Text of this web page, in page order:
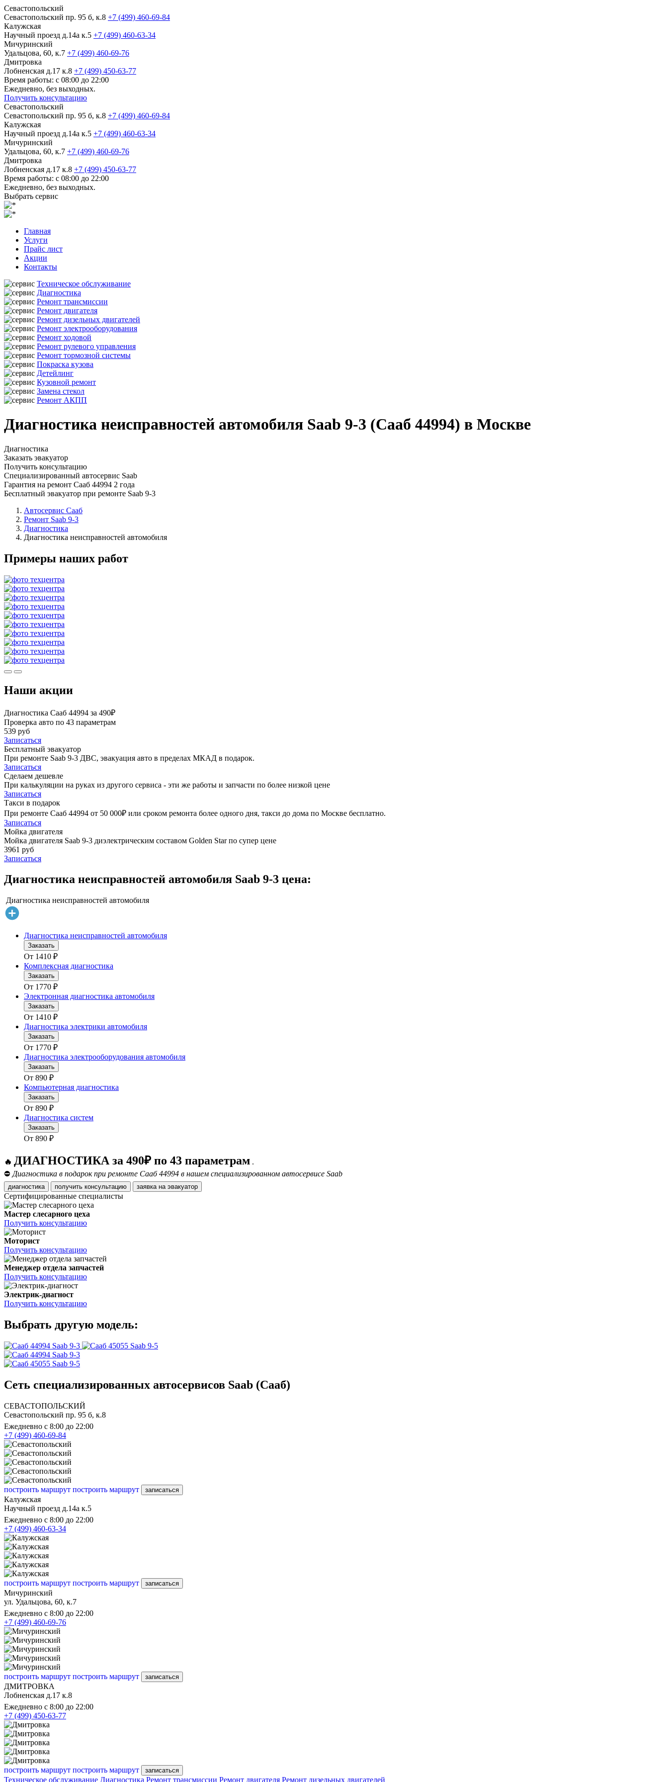
Севастопольский
Севастопольский пр. 95 б, к.8 +7 (499) 460-69-84
Калужская
Научный проезд д.14а к.5 +7 (499) 460-63-34
Мичуринский
Удальцова, 60, к.7 +7 (499) 460-69-76
Дмитровка
Лобненская д.17 к.8 +7 (499) 450-63-77
Время работы: с 08:00 до 22:00
Ежедневно, без выходных.
Получить консультацию
Севастопольский
Севастопольский пр. 95 б, к.8 +7 (499) 460-69-84
Калужская
Научный проезд д.14а к.5 +7 (499) 460-63-34
Мичуринский
Удальцова, 60, к.7 +7 (499) 460-69-76
Дмитровка
Лобненская д.17 к.8 +7 (499) 450-63-77
Время работы: с 08:00 до 22:00
Ежедневно, без выходных.
Выбрать сервис
Главная
Услуги
Прайс лист
Акции
Контакты
Техническое обслуживание
Диагностика
Ремонт трансмиссии
Ремонт двигателя
Ремонт дизельных двигателей
Ремонт электрооборудования
Ремонт ходовой
Ремонт рулевого управления
Ремонт тормозной системы
Покраска кузова
Детейлинг
Кузовной ремонт
Замена стекол
Ремонт АКПП
Диагностика неисправностей автомобиля Saab 9-3 (Сааб 44994) в Москве
Диагностика
Заказать эвакуатор
Получить консультацию
Специализированный автосервис Saab
Гарантия на ремонт Сааб 44994 2 года
Бесплатный эвакуатор при ремонте Saab 9-3
Автосервис Сааб
Ремонт Saab 9-3
Диагностика
Диагностика неисправностей автомобиля
Примеры наших работ
Наши акции
Диагностика Сааб 44994 за 490₽
Проверка авто по 43 параметрам
539 руб
Записаться
Бесплатный эвакуатор
При ремонте Saab 9-3 ДВС, эвакуация авто в пределах МКАД в подарок.
Записаться
Сделаем дешевле
При калькуляции на руках из другого сервиса - эти же работы и запчасти по более низкой цене
Записаться
Такси в подарок
При ремонте Сааб 44994 от 50 000₽ или сроком ремонта более одного дня, такси до дома по Москве бесплатно.
Записаться
Мойка двигателя
Мойка двигателя Saab 9-3 диэлектрическим составом Golden Star по супер цене
3961 руб
Записаться
Диагностика неисправностей автомобиля Saab 9-3 цена:
Диагностика неисправностей автомобиля
Диагностика неисправностей автомобиля
Заказать
От 1410 ₽
Комплексная диагностика
Заказать
От 1770 ₽
Электронная диагностика автомобиля
Заказать
От 1410 ₽
Диагностика электрики автомобиля
Заказать
От 1770 ₽
Диагностика электрооборудования автомобиля
Заказать
От 890 ₽
Компьютерная диагностика
Заказать
От 890 ₽
Диагностика систем
Заказать
От 890 ₽
🔥 ДИАГНОСТИКА за 490₽ по 43 параметрам .
⛔ Диагностика в подарок при ремонте Сааб 44994 в нашем специализированном автосервисе Saab
диагностика получить консультацию заявка на эвакуатор
Сертифицированные специалисты
Мастер слесарного цеха
Получить консультацию
Моторист
Получить консультацию
Менеджер отдела запчастей
Получить консультацию
Электрик-диагност
Получить консультацию
Выбрать другую модель:
Saab 9-3
Saab 9-5
Saab 9-3
Saab 9-5
Сеть специализированных автосервисов Saab (Сааб)
СЕВАСТОПОЛЬСКИЙ
Севастопольский пр. 95 б, к.8
Ежедневно с 8:00 до 22:00
+7 (499) 460-69-84
построить маршрут построить маршрут записаться
Калужская
Научный проезд д.14а к.5
Ежедневно с 8:00 до 22:00
+7 (499) 460-63-34
построить маршрут построить маршрут записаться
Мичуринский
ул. Удальцова, 60, к.7
Ежедневно с 8:00 до 22:00
+7 (499) 460-69-76
построить маршрут построить маршрут записаться
ДМИТРОВКА
Лобненская д.17 к.8
Ежедневно с 8:00 до 22:00
+7 (499) 450-63-77
построить маршрут построить маршрут записаться
Техническое обслуживание Диагностика Ремонт трансмиссии Ремонт двигателя Ремонт дизельных двигателей